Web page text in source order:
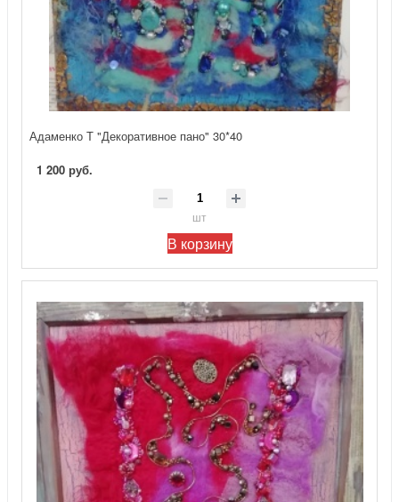
Адаменко Т "Декоративное пано" 30*40
1 200 руб.
шт
В корзину